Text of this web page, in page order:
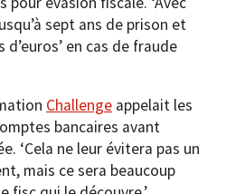
sept ans de prison et
en cas de fraude
Challenge appelait les
bancaires avant
‘Cela ne leur évitera pas un
mais ce sera beaucoup